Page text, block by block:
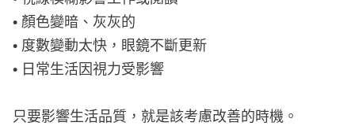
• 顏色變暗、灰灰的
• 度數變動太快，眼鏡不斷更新
• 日常生活因視力受影響
只要影響生活品質，就是該考慮改善的時機。